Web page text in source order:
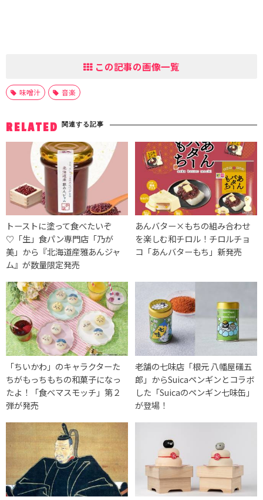
この記事の画像一覧
味噌汁 音楽
RELATED 関連する記事
トーストに塗って食べたいぞ
♡「生」食パン専門店「乃が
美」から『北海道産雅あんジャ
ム』が数量限定発売
あんバター×もちの組み合わせ
を楽しむ和チロル！チロルチョ
コ「あんバターもち」新発売
「ちいかわ」のキャラクターた
ちがもっちもちの和菓子になっ
たよ！「食べマスモッチ」第２
弾が発売
老舗の七味店「根元 八幡屋礒五
郎」からSuicaペンギンとコラボ
した「Suicaのペンギン七味缶」
が登場！